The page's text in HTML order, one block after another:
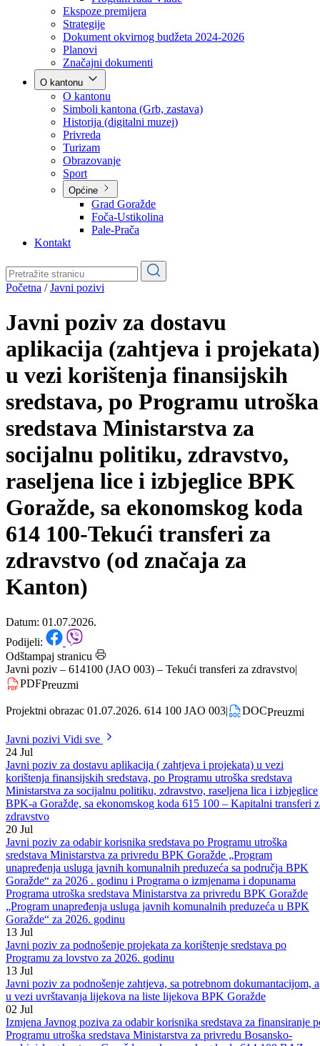
Vlada
Poslovnik
Program rada Vlade
Ekspoze premijera
Strategije
Dokument okvirnog budžeta 2024-2026
Planovi
Značajni dokumenti
O kantonu
O kantonu
Simboli kantona (Grb, zastava)
Historija (digitalni muzej)
Privreda
Turizam
Obrazovanje
Općine
Pale-Prača
Kontakt
Početna/Javni pozivi
Javni poziv za dostavu
aplikacija (zahtjeva i projekata)
u vezi korištenja finansijskih
sredstava, po Programu utroška
sredstava Ministarstva za
socijalnu politiku, zdravstvo,
raseljena lice i izbjeglice BPK
Goražde, sa ekonomskog koda
614 100-Tekući transferi za
zdravstvo (od značaja za
Kanton)
Datum: 01.07.2026.
Podijeli:
Javni poziv – 614100 (JAO 003) – Tekući transferi za zdravstvo|
Projektni obrazac 01.07.2026. 614 100 JAO 003
Javni poziviVidi sve
24 Jul
Javni poziv za dostavu aplikacija ( zahtjeva i projekata) u vezi
korištenja finansijskih sredstava, po Programu utroška sredstava
Ministarstva za socijalnu politiku, zdravstvo, raseljena lica i izbjeglice
BPK-a Goražde, sa ekonomskog koda 615 100 – Kapitalni transferi
zdravstvo
20 Jul
Javni poziv za odabir korisnika sredstava po Programu utroška
sredstava Ministarstva za privredu BPK Goražde „Program
unapređenja usluga javnih komunalnih preduzeća sa područja BPK
Goražde“ za 2026 . godinu i Programa o izmjenama i dopunama
Programa utroška sredstava Ministarstva za privredu BPK Goražde
„Program unapređenja usluga javnih komunalnih preduzeća u BPK
Goražde“ za 2026. godinu
13 Jul
Javni poziv za podnošenje projekata za korištenje sredstava po
Programu za lovstvo za 2026. godinu
13 Jul
Javni poziv za podnošenje zahtjeva, sa potrebnom dokumantacijom, a
u vezi uvrštavanja lijekova na liste lijekova BPK Goražde